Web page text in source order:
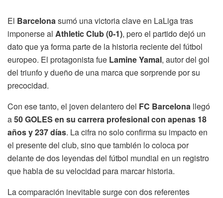
El Barcelonasumó una victoria clave en LaLiga tras
imponerse al Athletic Club (0-1), pero el partido dejó un
dato que ya forma parte de la historia reciente del fútbol
europeo. El protagonista fue Lamine Yamal, autor del gol
del triunfo y dueño de una marca que sorprende por su
precocidad.
Con ese tanto, el joven delantero del FC Barcelona llegó
a50 GOLES en su carrera profesional con apenas 18
años y 237 días. La cifra no solo confirma su impacto en
el presente del club, sino que también lo coloca por
delante de dos leyendas del fútbol mundial en un registro
que habla de su velocidad para marcar historia.
La comparación inevitable surge con dos referentes